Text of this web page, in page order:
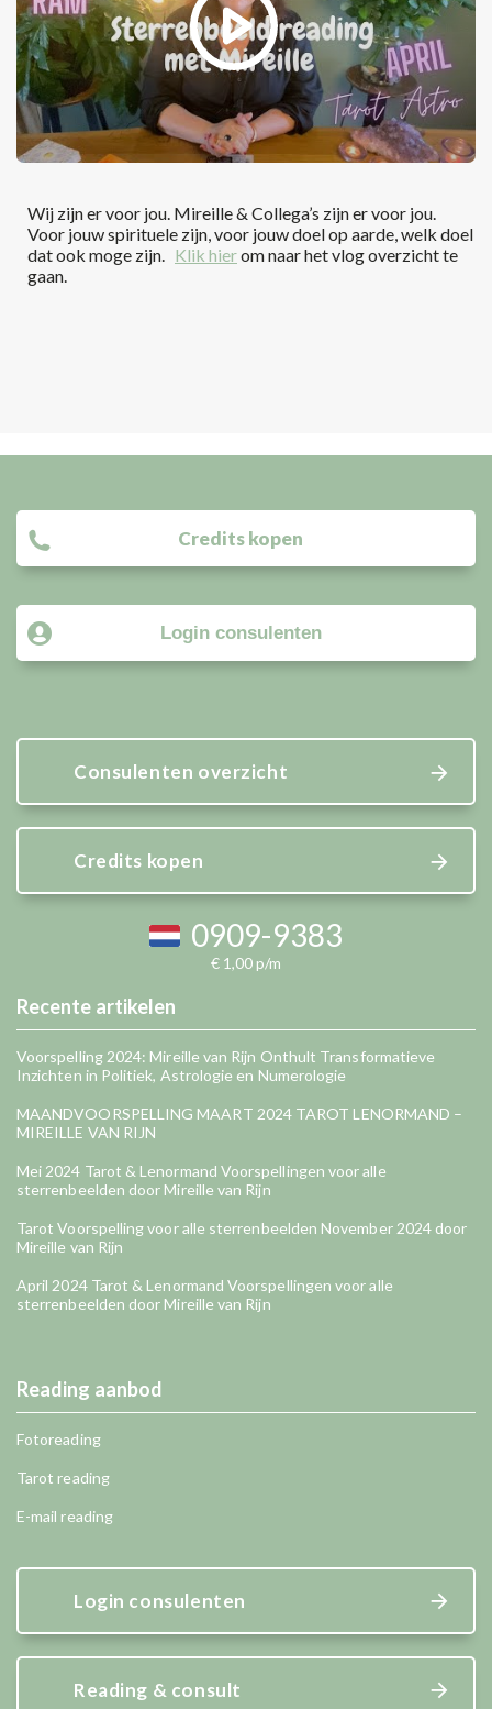
Wij zijn er voor jou. Mireille & Collega’s zijn er voor jou.
Voor jouw spirituele zijn, voor jouw doel op aarde, welk doel
dat ook moge zijn. Klik hierom naar het vlog overzicht te
gaan.
Credits kopen
Login consulenten
Consulenten overzicht
Credits kopen
0909-9383
€ 1,00 p/m
Recente artikelen
Voorspelling 2024: Mireille van Rijn Onthult Transformatieve
Inzichten in Politiek, Astrologie en Numerologie
MAANDVOORSPELLING MAART 2024 TAROT LENORMAND –
MIREILLE VAN RIJN
Mei 2024 Tarot & Lenormand Voorspellingen voor alle
sterrenbeelden door Mireille van Rijn
Tarot Voorspelling voor alle sterrenbeelden November 2024 door
Mireille van Rijn
April 2024 Tarot & Lenormand Voorspellingen voor alle
sterrenbeelden door Mireille van Rijn
Reading aanbod
Fotoreading
Tarot reading
E-mail reading
Login consulenten
Reading & consult